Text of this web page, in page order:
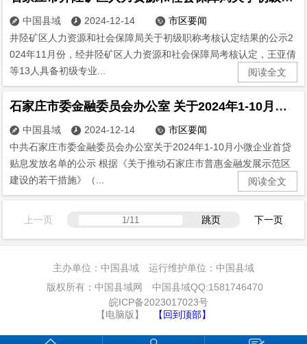
 中国县域  2024-12-14  市区要闻
井陉矿区人力资源和社会保障局关于初级职称考核认定结果的公示2
024年11月份，经井陉矿区人力资源和社会保障局考核认定，王亚倩
等13人具备初级专业...
阅读全文
石家庄市委金融委员会办公室 关于2024年1-10月小微企业首贷贴息
 中国县域  2024-12-14  市区要闻
中共石家庄市委金融委员会办公室关于2024年1-10月小微企业首贷
贴息发放名单的公示 根据《关于推动石家庄市普惠金融发展示范区
建设的若干措施》（...
阅读全文
上一页 跳页 下一页
主办单位：中国县域 运行维护单位：中国县域
版权所有：中国县域网 中国县域QQ:1581746470
皖ICP备2023017023号
【电脑版】
【回到顶部】